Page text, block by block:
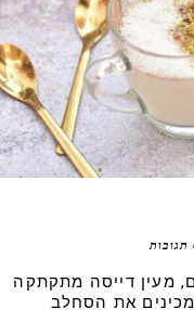
מעין דייסה מתקתקה
את הסחלב